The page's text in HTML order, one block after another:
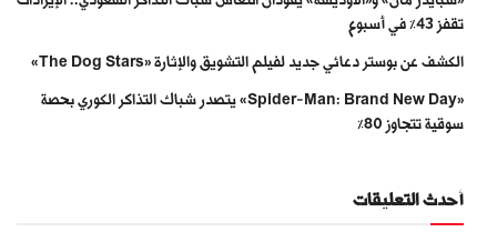
تقفز 43% في أسبوع
الكشف عن بوستر دعائي جديد لفيلم التشويق والإثارة «The Dog Stars»
«Spider-Man: Brand New Day» يتصدر شباك التذاكر الكوري بحصة
سوقية تتجاوز 80%
أحدث التعليقات